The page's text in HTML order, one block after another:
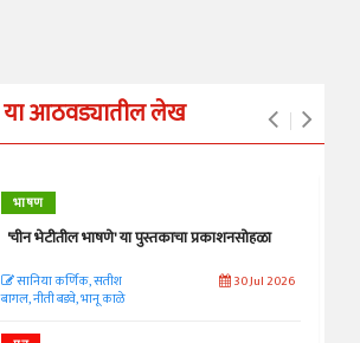
या आठवड्यातील लेख
भाषण
'चीन भेटीतील भाषणे' या पुस्तकाचा प्रकाशनसोहळा
सानिया कर्णिक, सतीश
बागल, नीती बडवे, भानू काळे
30 Jul 2026